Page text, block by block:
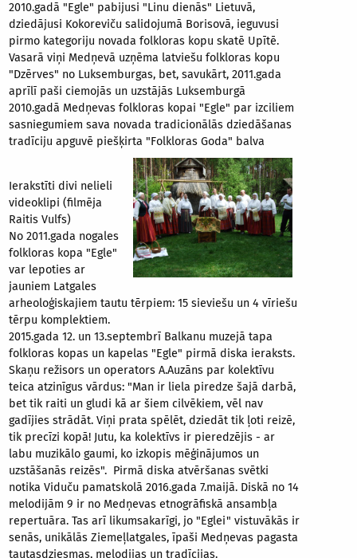
2010.gadā "Egle" pabijusi "Linu dienās" Lietuvā,
dziedājusi Kokoreviču salidojumā Borisovā, ieguvusi
pirmo kategoriju novada folkloras kopu skatē Upītē.
Vasarā viņi Medņevā uzņēma latviešu folkloras kopu
"Dzērves" no Luksemburgas, bet, savukārt, 2011.gada
aprīlī paši ciemojās un uzstājās Luksemburgā
2010.gadā Medņevas folkloras kopai "Egle" par izciliem
sasniegumiem sava novada tradicionālās dziedāšanas
tradīciju apguvē piešķirta "Folkloras Goda" balva
Ierakstīti divi nelieli
videoklipi (filmēja
Raitis Vulfs)
No 2011.gada nogales
folkloras kopa "Egle"
var lepoties ar
jauniem Latgales
arheoloģiskajiem tautu tērpiem: 15 sieviešu un 4 vīriešu
tērpu komplektiem.
2015.gada 12. un 13.septembrī Balkanu muzejā tapa
folkloras kopas un kapelas "Egle" pirmā diska ieraksts.
Skaņu režisors un operators A.Auzāns par kolektīvu
teica atzinīgus vārdus: "Man ir liela piredze šajā darbā,
bet tik raiti un gludi kā ar šiem cilvēkiem, vēl nav
gadījies strādāt. Viņi prata spēlēt, dziedāt tik ļoti reizē,
tik precīzi kopā! Jutu, ka kolektīvs ir pieredzējis - ar
labu muzikālo gaumi, ko izkopis mēģinājumos un
uzstāšanās reizēs". Pirmā diska atvēršanas svētki
notika Viduču pamatskolā 2016.gada 7.maijā. Diskā no 14
melodijām 9 ir no Medņevas etnogrāfiskā ansambļa
repertuāra. Tas arī likumsakarīgi, jo "Eglei" vistuvākās ir
senās, unikālās Ziemeļlatgales, īpaši Medņevas pagasta
tautasdziesmas, melodijas un tradīcijas.